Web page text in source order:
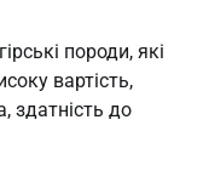
породи, які
вартість,
здатність до